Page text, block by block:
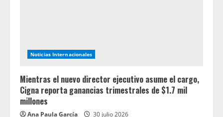
Noticias Internacionales
Mientras el nuevo director ejecutivo asume el cargo,
Cigna reporta ganancias trimestrales de $1.7 mil
millones
Ana Paula García 30 julio 2026